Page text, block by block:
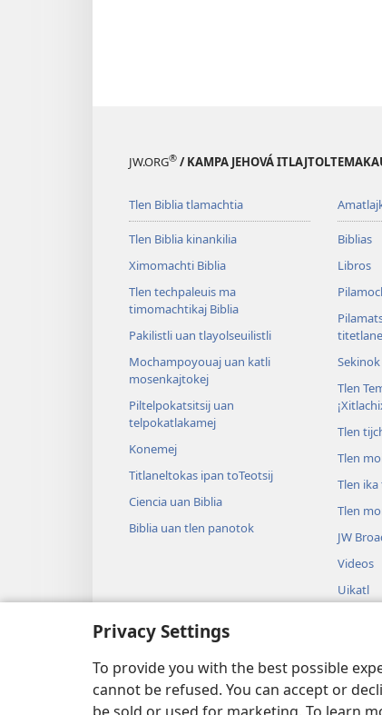
Privacy Settings
To provide you with the best possible
cannot be refused. You can accept or
JW.ORG® / KAMPA JEHOVÁ
Tlen Biblia tlamachtia
Tlen Biblia kinankilia
Ximomachti Biblia
Tlen techpaleuis ma
timomachtikaj Biblia
Pakilistli uan tlayolseuilistli
Mochampoyouaj uan katli
mosenkajtokej
Piltelpokatsitsij uan
telpokatlakamej
Konemej
Titlaneltokas ipan toTeotsij
Ciencia uan Biblia
Biblia uan tlen panotok
Biblias
Libros
Tlen
Tlen
Tlen
Tlen
Tlen
JW
Videos
Uikatl
Biblia